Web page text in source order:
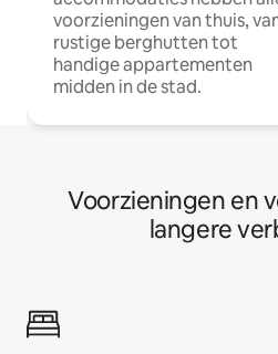
voorzieningen van thuis,
rustige berghutten tot
handige appartementen
midden in de stad.
Voorzieningen en
langere